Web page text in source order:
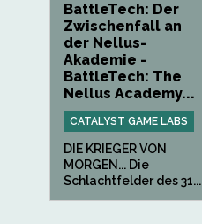
BattleTech: Der
Zwischenfall an
der Nellus-
Akademie -
BattleTech: The
Nellus Academy...
CATALYST GAME LABS
DIE KRIEGER VON
MORGEN... Die
Schlachtfelder des 31...